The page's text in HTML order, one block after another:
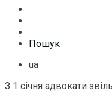
Пошук
ua
З 1 січня адвокати